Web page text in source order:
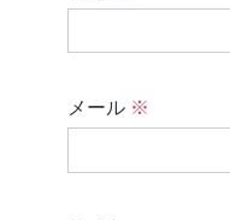
メール ※